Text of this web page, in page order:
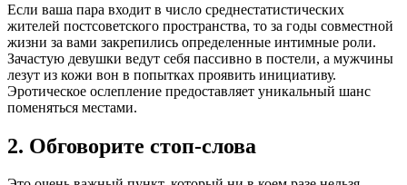
Если ваша пара входит в число среднестатистических
жителей постсоветского пространства, то за годы совместной
жизни за вами закрепились определенные интимные роли.
Зачастую девушки ведут себя пассивно в постели, а мужчины
лезут из кожи вон в попытках проявить инициативу.
Эротическое ослепление предоставляет уникальный шанс
поменяться местами.
2. Обговорите стоп-слова